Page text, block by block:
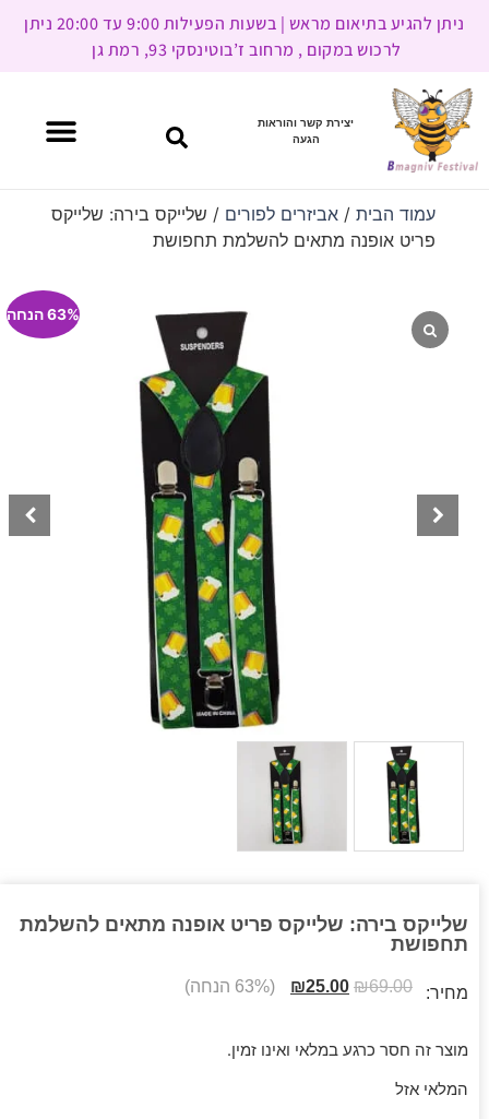
ניתן להגיע בתיאום מראש | בשעות הפעילות 9:00 עד 20:00 ניתן
לרכוש במקום , מרחוב ז’בוטינסקי 93, רמת גן
יצירת קשר והוראות
הגעה
עמוד הבית/ אביזרים לפורים / שלייקס בירה: שלייקס
פריט אופנה מתאים להשלמת תחפושת
63% הנחה
שלייקס בירה: שלייקס פריט אופנה מתאים להשלמת
תחפושת
מחיר: ₪69.00
₪25.00 (63% הנחה)
מוצר זה חסר כרגע במלאי ואינו זמין.
המלאי אזל